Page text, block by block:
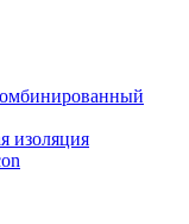
изоляция